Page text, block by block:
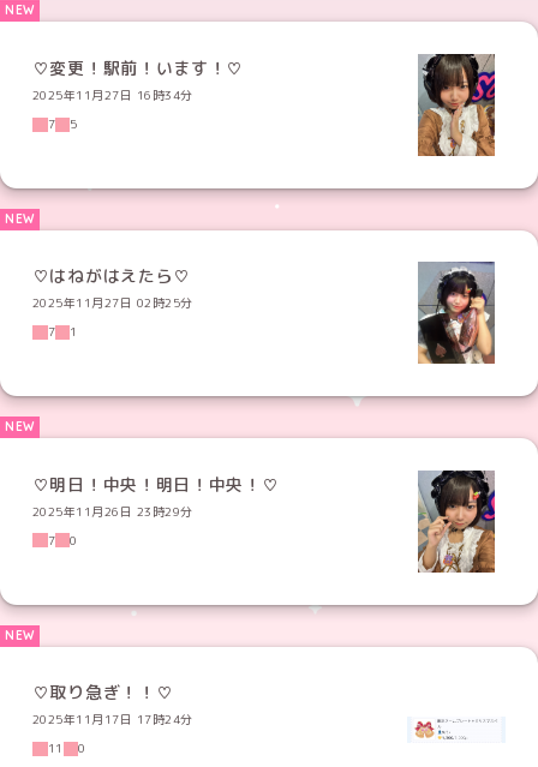
♡変更！駅前！います！♡
2025年11月27日 16時34分
7
5
♡はねがはえたら♡
2025年11月27日 02時25分
7
1
♡明日！中央！明日！中央！♡
2025年11月26日 23時29分
7
0
♡取り急ぎ！！♡
2025年11月17日 17時24分
11
0